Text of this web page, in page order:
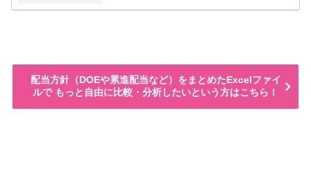
配当方針（DOEや累進配当など）をまとめたExcelファイ
ルで もっと自由に比較・分析したいという方はこちら！